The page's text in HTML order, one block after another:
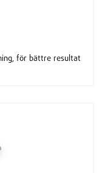
för bättre resultat